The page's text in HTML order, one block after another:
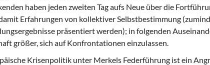
haben jeden zweiten Tag aufs Neue über die
Erfahrungen von kollektiver Selbstbestimmung
präsentiert werden); in folgenden
größer, sich auf Konfrontationen einzulassen.
Krisenpolitik unter Merkels Federführung ist ein